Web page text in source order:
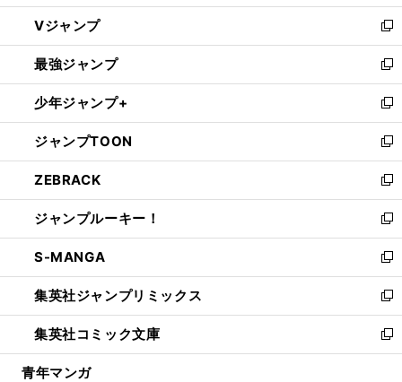
ウ
ィ
ン
ド
ウ
で
開
く
し
い
ウ
ィ
ン
ド
ウ
で
開
く
Vジャンプ
新
し
い
ウ
ィ
ン
ド
ウ
で
開
く
最強ジャンプ
新
し
い
ウ
ィ
ン
ド
ウ
で
開
く
少年ジャンプ+
新
し
い
ウ
ィ
ン
ド
ウ
で
開
く
ジャンプTOON
新
し
い
ウ
ィ
ン
ド
ウ
で
開
く
ZEBRACK
新
し
い
ウ
ィ
ン
ド
ウ
で
開
ジャンプルーキー！
新
し
い
ウ
ィ
ン
ド
ウ
S-MANGA
新
し
い
ウ
ィ
ン
集英社ジャンプリミックス
新
し
い
ウ
集英社コミック文庫
新
し
青年マンガ